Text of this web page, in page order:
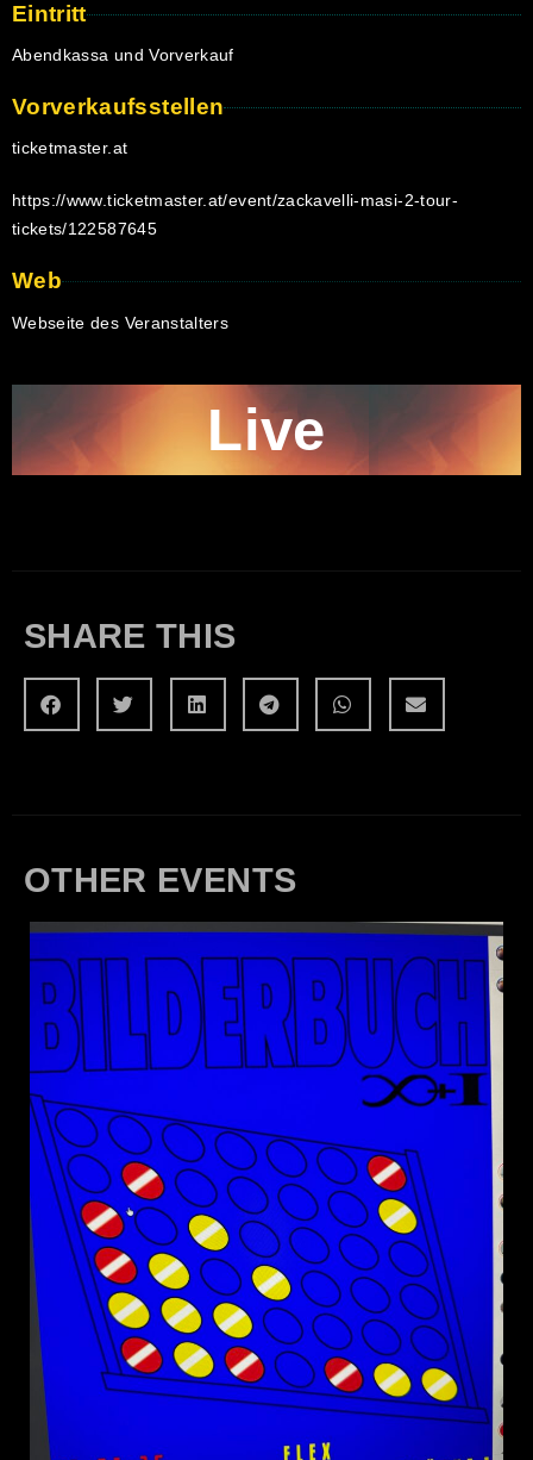
Eintritt
Abendkassa und Vorverkauf
Vorverkaufsstellen
ticketmaster.at
https://www.ticketmaster.at/event/zackavelli-masi-2-tour-
tickets/122587645
Web
Webseite des Veranstalters
Live
SHARE THIS
OTHER EVENTS